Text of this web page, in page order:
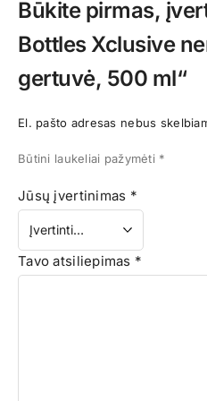
Būkite pirmas,
Bottles Xclusive
gertuvė, 500 ml“
El. pašto adresas nebus
Būtini laukeliai pažymėti *
Jūsų įvertinimas *
Tavo atsiliepimas *